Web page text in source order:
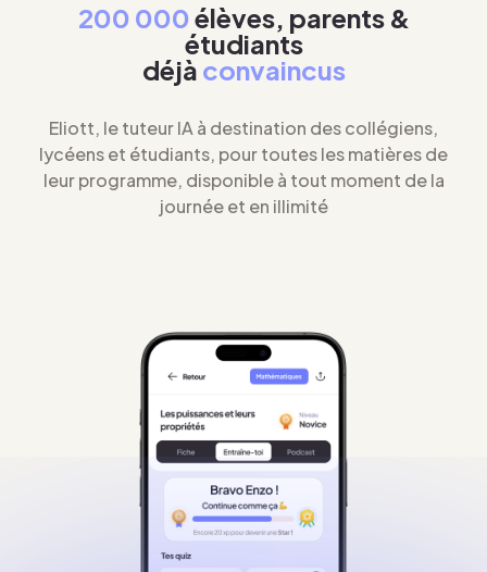
200 000élèves, parents &
étudiants
déjà convaincus
Eliott, le tuteur IA à destination des collégiens,
lycéens et étudiants, pour toutes les matières de
leur programme, disponible à tout moment de la
journée et en illimité